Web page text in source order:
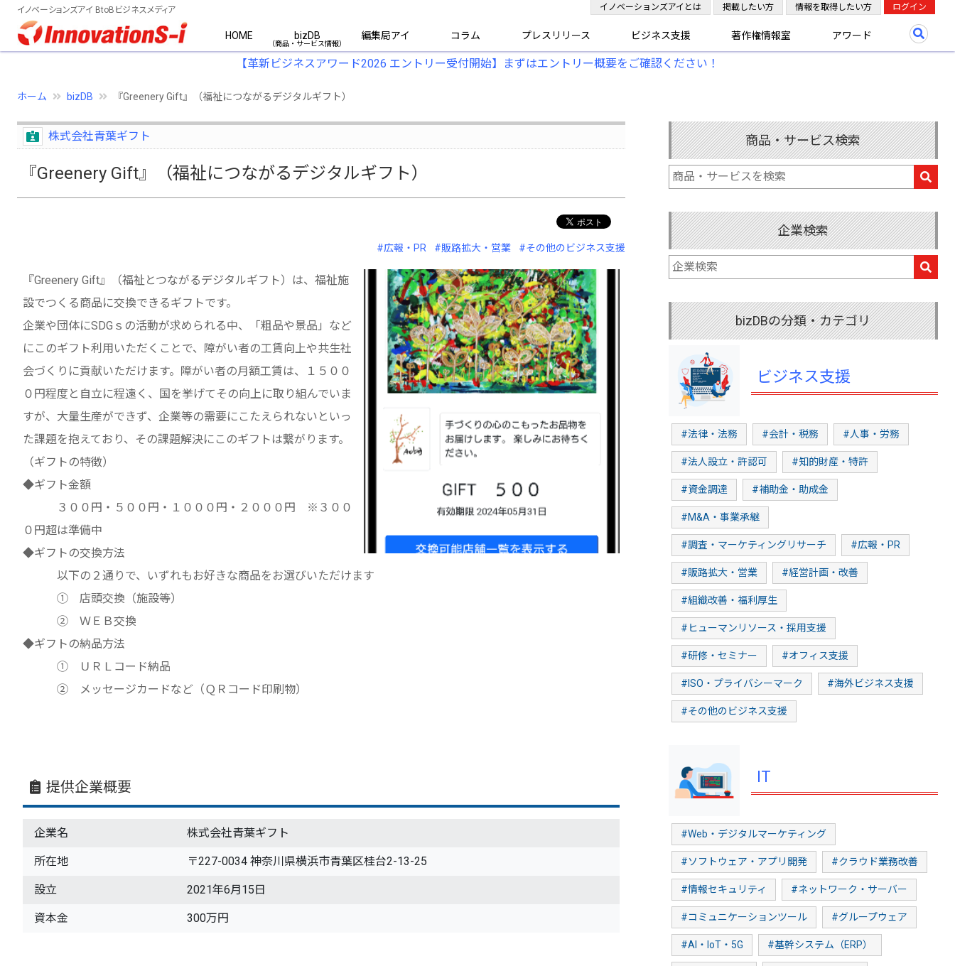
イノベーションズアイ BtoBビジネスメディア
HOME bizDB 編集局アイ コラム プレスリリース ビジネス支援 著作権情報室 アワード
イノベーションズアイとは 掲載したい方 情報を取得したい方 ログイン
【革新ビジネスアワード2026 エントリー受付開始】まずはエントリー概要をご確認ください！
ホーム bizDB 『Greenery Gift』（福祉につながるデジタルギフト）
株式会社青葉ギフト
『Greenery Gift』（福祉につながるデジタルギフト）
#広報・PR #販路拡大・営業 #その他のビジネス支援
『Greenery Gift』（福祉とつながるデジタルギフト）は、福祉施
設でつくる商品に交換できるギフトです。
企業や団体にSDGｓの活動が求められる中、「粗品や景品」など
にこのギフト利用いただくことで、障がい者の工賃向上や共生社
会づくりに貢献いただけます。障がい者の月額工賃は、１５００
０円程度と自立に程遠く、国を挙げてその向上に取り組んでいま
すが、大量生産ができず、企業等の需要にこたえられないといっ
た課題を抱えており、その課題解決にこのギフトは繋がります。
（ギフトの特徴）
◆ギフト金額
３００円・５００円・１０００円・２０００円 ※３００
０円超は準備中
◆ギフトの交換方法
以下の２通りで、いずれもお好きな商品をお選びいただけます
➀ 店頭交換（施設等）
➁ ＷＥＢ交換
◆ギフトの納品方法
➀ ＵＲＬコード納品
➁ メッセージカードなど（ＱＲコード印刷物）
提供企業概要
企業名 株式会社青葉ギフト
所在地 〒227-0034 神奈川県横浜市青葉区桂台2-13-25
設立 2021年6月15日
資本金 300万円
商品・サービス検索
企業検索
bizDBの分類・カテゴリ
ビジネス支援
#法律・法務 #会計・税務 #人事・労務
#法人設立・許認可 #知的財産・特許
#資金調達 #補助金・助成金
#M&A・事業承継
#調査・マーケティングリサーチ #広報・PR
#販路拡大・営業 #経営計画・改善
#組織改善・福利厚生
#ヒューマンリソース・採用支援
#研修・セミナー #オフィス支援
#ISO・プライバシーマーク #海外ビジネス支援
#その他のビジネス支援
IT
#Web・デジタルマーケティング
#ソフトウェア・アプリ開発 #クラウド業務改善
#情報セキュリティ #ネットワーク・サーバー
#コミュニケーションツール #グループウェア
#AI・IoT・5G #基幹システム（ERP）